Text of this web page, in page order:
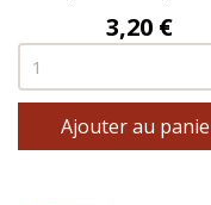
Prix
3,20 €
Ajouter au